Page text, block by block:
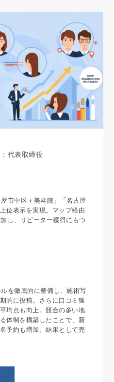
代表取締役
市中区＋美容院」「名古屋
位表示を実現。マップ経由
し、リピーター獲得にもつ
を徹底的に整備し、施術写
的に投稿。さらに口コミ獲
均点も向上。競合の多い地
体制を構築したことで、新
予約も増加。結果として売